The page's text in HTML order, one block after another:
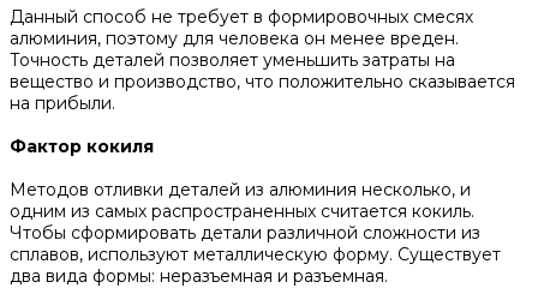
Данный способ не требует в формировочных смесях
алюминия, поэтому для человека он менее вреден.
Точность деталей позволяет уменьшить затраты на
вещество и производство, что положительно сказывается
на прибыли.
Фактор кокиля
Методов отливки деталей из алюминия несколько, и
одним из самых распространенных считается кокиль.
Чтобы сформировать детали различной сложности из
сплавов, используют металлическую форму. Существует
два вида формы: неразъемная и разъемная.